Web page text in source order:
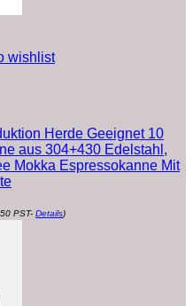
wishlist
Herde Geeignet 10
aus 304+430 Edelstahl,
Mokka Espressokanne Mit
PST- Details)